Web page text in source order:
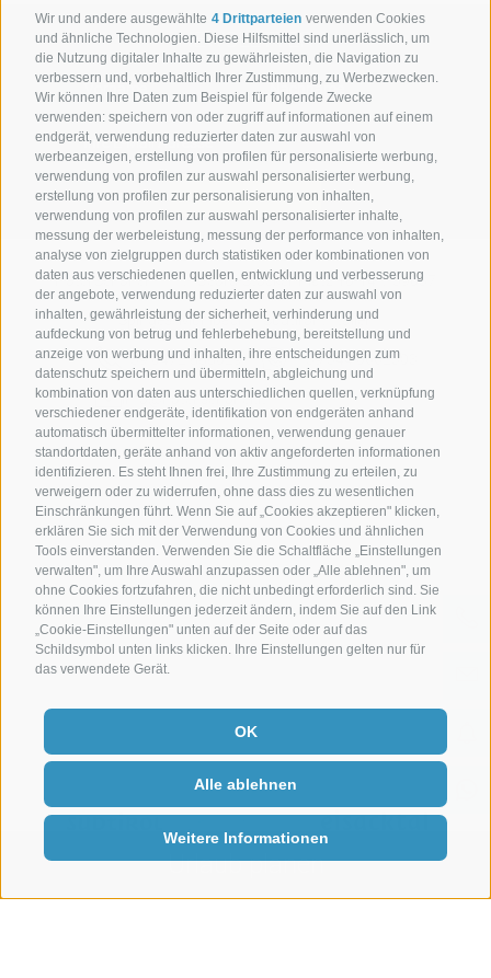
Wir und andere ausgewählte 4 Drittparteien verwenden Cookies
und ähnliche Technologien. Diese Hilfsmittel sind unerlässlich, um
die Nutzung digitaler Inhalte zu gewährleisten, die Navigation zu
verbessern und, vorbehaltlich Ihrer Zustimmung, zu Werbezwecken.
Wir können Ihre Daten zum Beispiel für folgende Zwecke
verwenden: speichern von oder zugriff auf informationen auf einem
endgerät, verwendung reduzierter daten zur auswahl von
werbeanzeigen, erstellung von profilen für personalisierte werbung,
verwendung von profilen zur auswahl personalisierter werbung,
erstellung von profilen zur personalisierung von inhalten,
verwendung von profilen zur auswahl personalisierter inhalte,
messung der werbeleistung, messung der performance von inhalten,
analyse von zielgruppen durch statistiken oder kombinationen von
daten aus verschiedenen quellen, entwicklung und verbesserung
der angebote, verwendung reduzierter daten zur auswahl von
inhalten, gewährleistung der sicherheit, verhinderung und
aufdeckung von betrug und fehlerbehebung, bereitstellung und
anzeige von werbung und inhalten, ihre entscheidungen zum
datenschutz speichern und übermitteln, abgleichung und
kombination von daten aus unterschiedlichen quellen, verknüpfung
verschiedener endgeräte, identifikation von endgeräten anhand
automatisch übermittelter informationen, verwendung genauer
standortdaten, geräte anhand von aktiv angeforderten informationen
identifizieren. Es steht Ihnen frei, Ihre Zustimmung zu erteilen, zu
verweigern oder zu widerrufen, ohne dass dies zu wesentlichen
Einschränkungen führt. Wenn Sie auf „Cookies akzeptieren" klicken,
erklären Sie sich mit der Verwendung von Cookies und ähnlichen
Tools einverstanden. Verwenden Sie die Schaltfläche „Einstellungen
verwalten", um Ihre Auswahl anzupassen oder „Alle ablehnen", um
ohne Cookies fortzufahren, die nicht unbedingt erforderlich sind. Sie
können Ihre Einstellungen jederzeit ändern, indem Sie auf den Link
„Cookie-Einstellungen" unten auf der Seite oder auf das
Schildsymbol unten links klicken. Ihre Einstellungen gelten nur für
das verwendete Gerät.
OK
Alle ablehnen
Weitere Informationen
Urlaub planen
NEWSLETTER
anmelden
Hotel Senoner ***.Georg-Stocker-Platz 10-14 . 39037
Spinges/Mühlbach . Südtirol . Italien
+39 0472 888029 +39 344 0662303
info@hotel-senoner.it
Impressum | Sitemap| Cookie-Richtlinie|Privacy|
Cookie Präferenzen | IT02485430215